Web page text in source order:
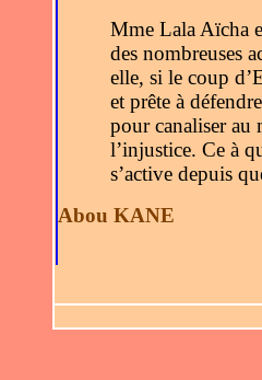
Mme Lala Aïcha
des nombreuses
elle, si le coup
et prête à
pour canaliser au
l’injustice. Ce à
s’active depuis
Abou KANE